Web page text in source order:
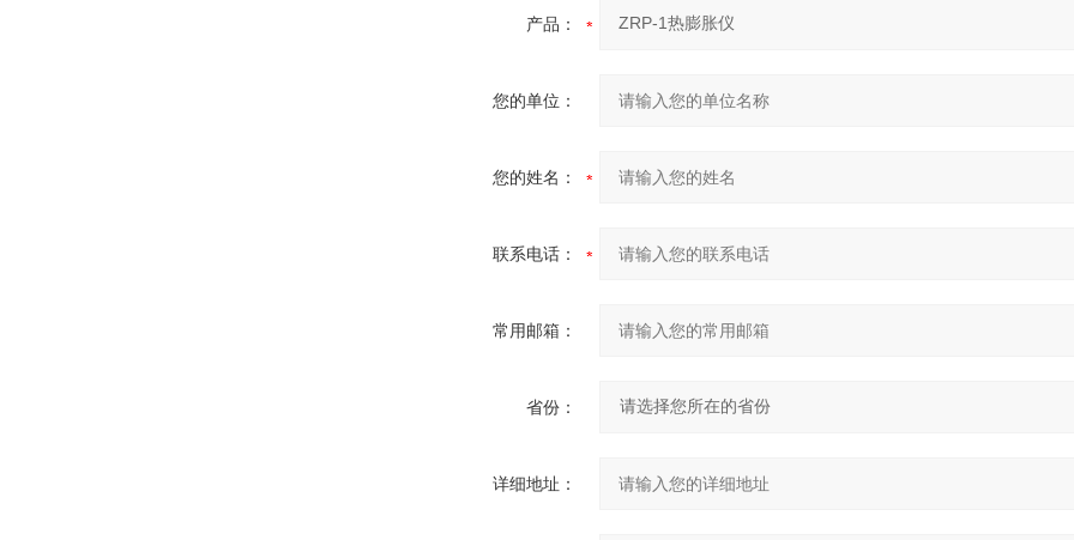
产品：
您的单位：
您的姓名：
联系电话：
常用邮箱：
省份：
详细地址：